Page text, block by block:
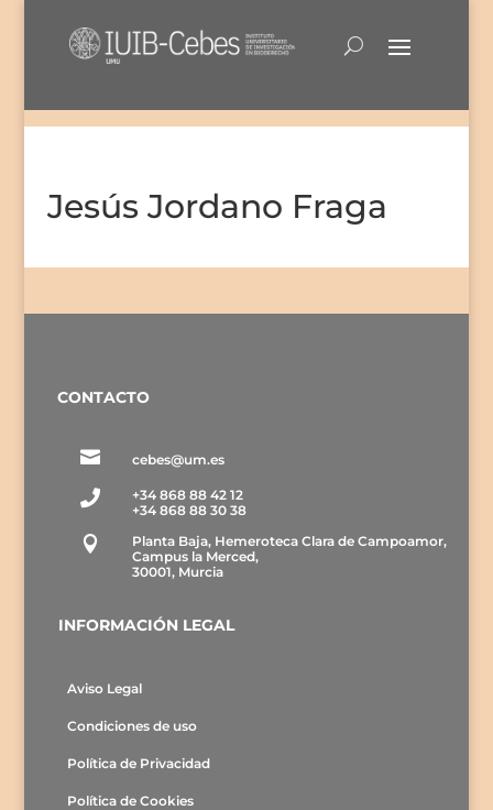
Jesús Jordano Fraga
CONTACTO
 cebes@um.es

+34 868 88 42 12
+34 868 88 30 38

Planta Baja, Hemeroteca Clara de Campoamor,
Campus la Merced,
30001, Murcia
INFORMACIÓN LEGAL
Aviso Legal
Condiciones de uso
Política de Privacidad
Política de Cookies